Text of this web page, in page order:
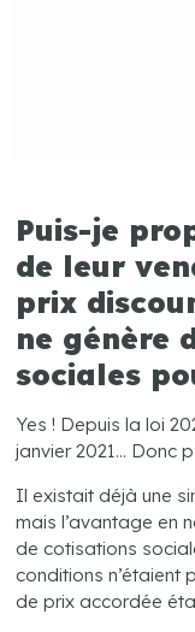
Puis-je
de leur
prix
ne génère
sociales
Yes ! Depuis la loi
janvier 2021… Donc
Il existait déjà une
mais l’avantage en
de cotisations
conditions n’étaient
de prix accordée